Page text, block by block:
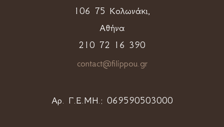
106 75 Κολωνάκι,
Αθήνα
210 72 16 390
contact@filippou.gr
Αρ. Γ.Ε.ΜΗ.: 069590503000